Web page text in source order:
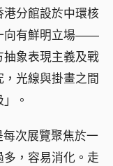
分館設於中環核
向有鮮明立場——
象表現主義及戰
光線與掛畫之間
。
次展覽聚焦於一
，容易消化。走